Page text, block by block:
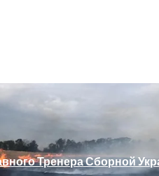
Путина Главе МИД
Высмеяли Российский